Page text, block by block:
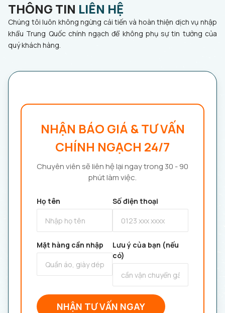
THÔNG TIN LIÊN HỆ
Chúng tôi luôn không ngừng cải tiến và hoàn thiện dịch vụ nhập
khẩu Trung Quốc chính ngạch để không phụ sự tin tưởng của
quý khách hàng.
NHẬN BÁO GIÁ & TƯ VẤN
CHÍNH NGẠCH 24/7
Chuyên viên sẽ liên hệ lại ngay trong 30 - 90
phút làm việc.
Họ tên Số điện thoại
Mặt hàng cần nhập
Lưu ý của bạn (nếu
có)
NHẬN TƯ VẤN NGAY